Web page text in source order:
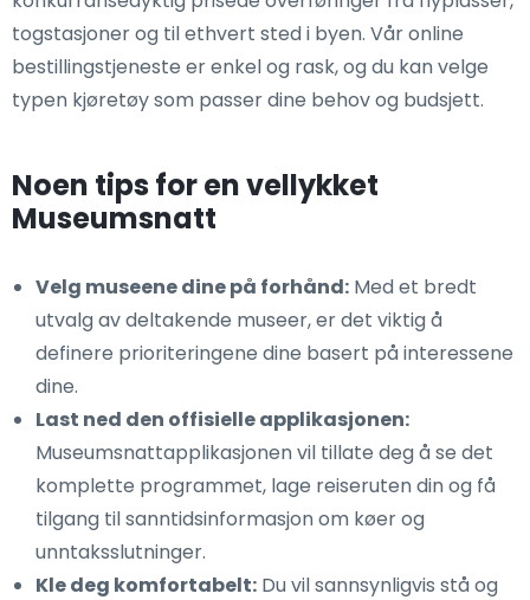
togstasjoner og til ethvert sted i byen. Vår online
bestillingstjeneste er enkel og rask, og du kan velge
typen kjøretøy som passer dine behov og budsjett.
Noen tips for en vellykket
Museumsnatt
Velg museene dine på forhånd: Med et bredt
utvalg av deltakende museer, er det viktig å
definere prioriteringene dine basert på interessene
dine.
Last ned den offisielle applikasjonen:
Museumsnattapplikasjonen vil tillate deg å se det
komplette programmet, lage reiseruten din og få
tilgang til sanntidsinformasjon om køer og
unntaksslutninger.
Kle deg komfortabelt: Du vil sannsynligvis stå og